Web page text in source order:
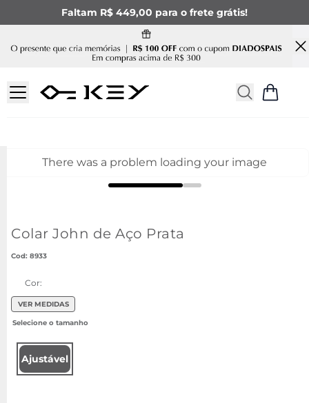
Faltam R$ 449,00 para o frete grátis!
There was a problem loading your image
Colar John de Aço Prata
: 8933
Cor:
VER MEDIDAS
Ajustável